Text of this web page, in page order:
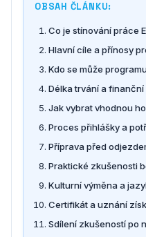
OBSAH ČLÁNKU:
Co je stínování práce
Hlavní cíle a přínosy
Kdo se může
Délka trvání a
Jak vybrat vhodnou
Proces přihlášky a
Příprava před
Praktické zkušenosti
Kulturní výměna a
Certifikát a uznání
Sdílení zkušeností po